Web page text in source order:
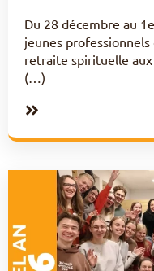
Du 28 décembre au
jeunes
retraite spirituelle aux
(…)